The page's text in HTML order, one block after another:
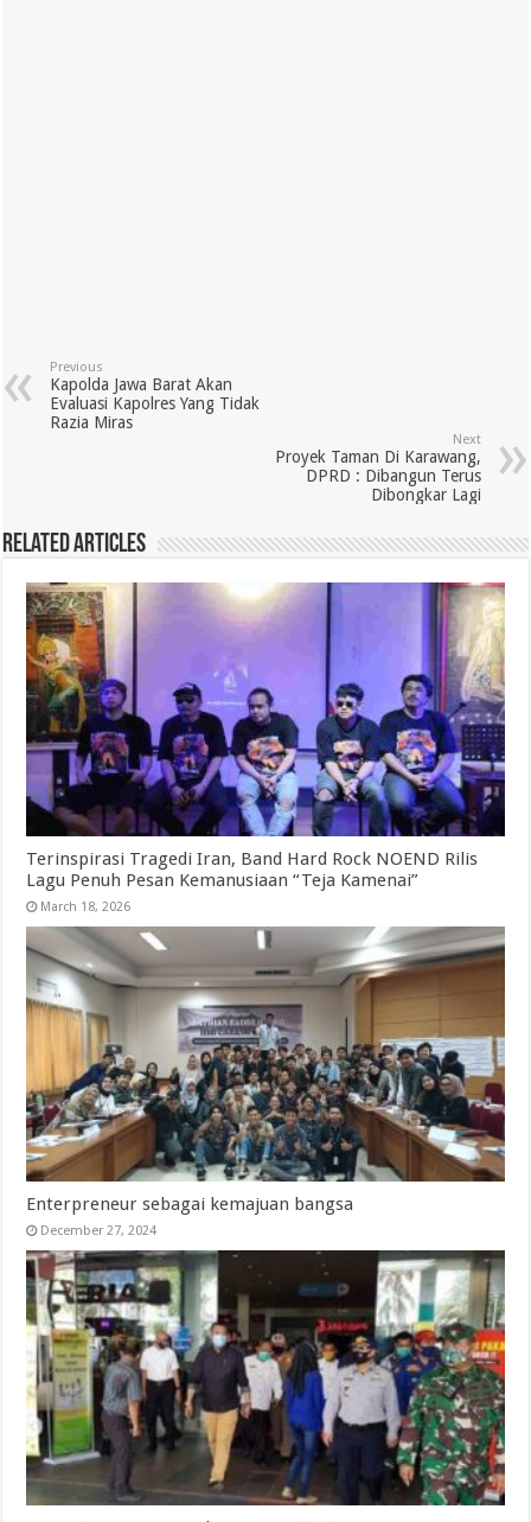
Previous
Kapolda Jawa Barat Akan
Evaluasi Kapolres Yang Tidak
Razia Miras
Next
Proyek Taman Di Karawang,
DPRD : Dibangun Terus
Dibongkar Lagi
Related Articles
Terinspirasi Tragedi Iran, Band Hard Rock NOEND Rilis
Lagu Penuh Pesan Kemanusiaan “Teja Kamenai”
March 18, 2026
Enterpreneur sebagai kemajuan bangsa
December 27, 2024